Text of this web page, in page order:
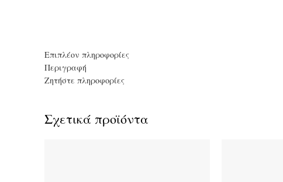
Επιπλέον πληροφορίες
Περιγραφή
Ζητήστε πληροφορίες
Σχετικά προϊόντα